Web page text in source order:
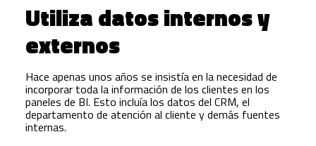
Utiliza datos internos y
externos
Hace apenas unos años se insistía en la necesidad de
incorporar toda la información de los clientes en los
paneles de BI. Esto incluía los datos del CRM, el
departamento de atención al cliente y demás fuentes
internas.